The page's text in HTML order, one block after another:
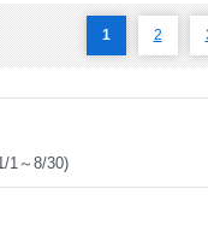
1 2
1～8/30)